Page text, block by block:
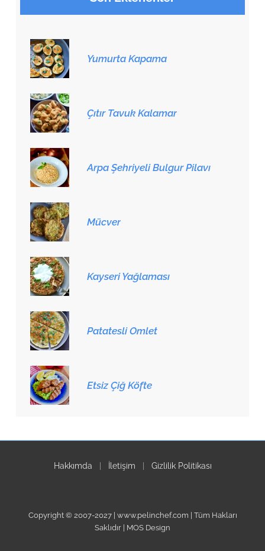
Yumurta Kapama
Çıtır Tavuk Kalamar
Arpa Şehriyeli Bulgur Pilavı
Mücver
Kayseri Yağlaması
Patatesli Omlet
Etsiz Çiğ Köfte
Hakkımda | İletişim | Gizlilik Politikası
Copyright © 2007-2027 | www.pelinchef.com | Tüm Hakları
Saklıdır | MOS Design